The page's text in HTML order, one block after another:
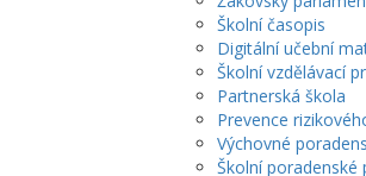
Školní časopis
Digitální učební
Školní vzdělávací
Partnerská škola
Prevence
Výchovné
Školní poradenské